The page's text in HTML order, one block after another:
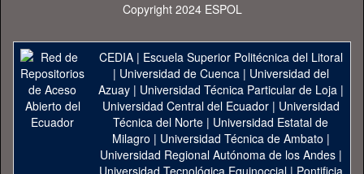
Copyright 2024 ESPOL
CEDIA| Escuela Superior Politécnica del Litoral
| Universidad de Cuenca| Universidad del
Azuay| Universidad Técnica Particular de Loja|
Universidad Central del Ecuador| Universidad
Técnica del Norte | Universidad Estatal de
Milagro | Universidad Técnica de Ambato |
Universidad Regional Autónoma de los Andes|
Universidad Tecnológica Equinoccial| Pontificia